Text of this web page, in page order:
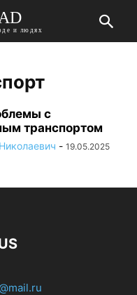
и людях
с
транспортом
- 19.05.2025